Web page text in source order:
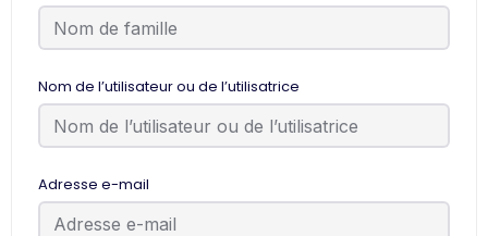
Nom de l’utilisateur ou de l’utilisatrice
Adresse e-mail